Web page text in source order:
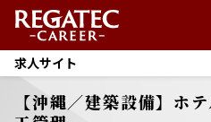
求人サイト
【沖縄／建築設備】ホ